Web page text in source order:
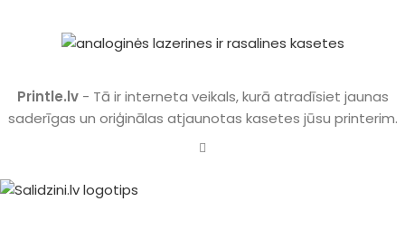
Printle.lv - Tā ir interneta veikals, kurā atradīsiet jaunas
saderīgas un oriģinālas atjaunotas kasetes jūsu printerim.